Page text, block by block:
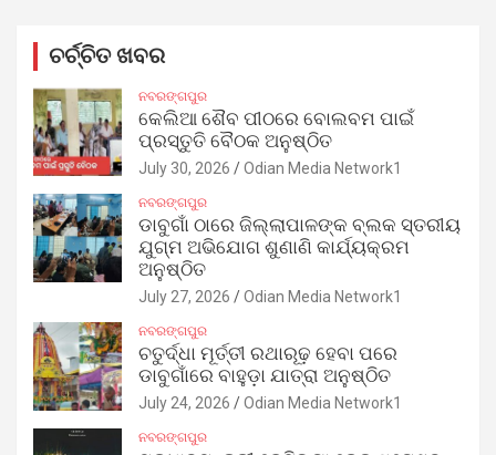
ଚର୍ଚ୍ଚିତ ଖବର
ନବରଙ୍ଗପୁର
କେଲିଆ ଶୈବ ପୀଠରେ ବୋଲବମ ପାଇଁ
ପ୍ରସ୍ତୁତି ବୈଠକ ଅନୁଷ୍ଠିତ
July 30, 2026 Odian Media Network1
ନବରଙ୍ଗପୁର
ଡାବୁଗାଁ ଠାରେ ଜିଲ୍ଲାପାଳଙ୍କ ବ୍ଲକ ସ୍ତରୀୟ
ଯୁଗ୍ମ ଅଭିଯୋଗ ଶୁଣାଣି କାର୍ଯ୍ୟକ୍ରମ
ଅନୁଷ୍ଠିତ
July 27, 2026 Odian Media Network1
ନବରଙ୍ଗପୁର
ଚତୁର୍ଦ୍ଧା ମୂର୍ତ୍ତୀ ରଥାରୂଢ଼ ହେବା ପରେ
ଡାବୁଗାଁରେ ବାହୁଡ଼ା ଯାତ୍ରା ଅନୁଷ୍ଠିତ
July 24, 2026 Odian Media Network1
ନବରଙ୍ଗପୁର